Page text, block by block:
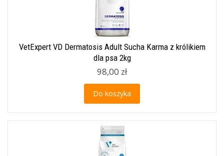
VetExpert VD Dermatosis Adult Sucha Karma z królikiem
dla psa 2kg
98,00 zł
Do koszyka